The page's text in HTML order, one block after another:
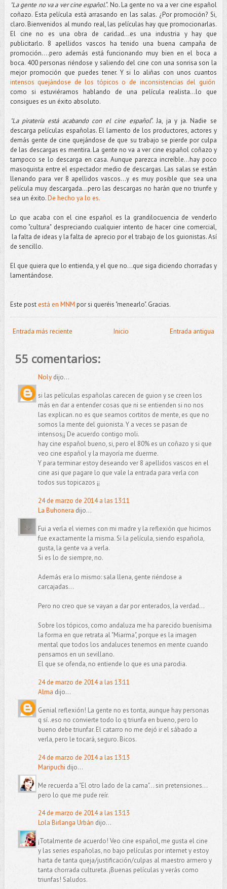
"La gente no va a ver cine español.". No. La gente no va a ver cine español
coñazo. Esta película está arrasando en las salas. ¿Por promoción? Si,
claro. Bienvenidos al mundo real, las películas hay que promocionarlas.
El cine no es una obra de caridad...es una industria y hay que
publicitarlo. 8 apellidos vascos ha tenido una buena campaña de
promoción....pero además está funcionando muy bien en el boca a
boca. 400 personas riéndose y saliendo del cine con una sonrisa son la
mejor promoción que puedes tener. Y si lo aliñas con unos cuantos
intensos quejándose de los tópicos o de inconsistencias del guión
como si estuviéramos hablando de una película realista...lo que
consigues es un éxito absoluto.
"La piratería está acabando con el cine español". Ja, ja y ja. Nadie se
descarga películas españolas. El lamento de los productores, actores y
demás gente de cine quejándose de que su trabajo se pierde por culpa
de las descargas es mentira. La gente no va a ver cine español coñazo y
tampoco se lo descarga en casa. Aunque parezca increíble...hay poco
masoquista entre el espectador medio de descargas. Las salas se están
llenando para ver 8 apellidos vascos...y es muy posible que sea una
película muy descargada...pero las descargas no harán que no triunfe y
sea un éxito.De hecho ya lo es.
Lo que acaba con el cine español es la grandilocuencia de venderlo
como "cultura" despreciando cualquier intento de hacer cine comercial,
la falta de ideas y la falta de aprecio por el trabajo de los guionistas. Así
de sencillo.
El que quiera que lo entienda, y el que no...que siga diciendo chorradas y
lamentándose.
Este postestá en MNM por si queréis "menearlo". Gracias.
Entrada más reciente Entrada antigua
Inicio
55 comentarios:
Nolydijo...
si las películas españolas carecen de guion y se creen los
más en dar a entender cosas que ni se entienden si no nos
las explican. no es que seamos cortitos de mente, es que no
somos la mente del guionista. Y a veces se pasan de
intensos¡¡ De acuerdo contigo moli.
hay cine español bueno, si, pero el 80% es un coñazo y si que
veo cine español y la mayoría me duerme.
Y para terminar estoy deseando ver 8 apellidos vascos en el
cine asi que pagare lo que vale la entrada para verla con
todos sus topicazos ¡¡
24 de marzo de 2014 a las 13:11
La Buhonera dijo...
Fui a verla el viernes con mi madre y la reflexión que hicimos
fue exactamente la misma. Si la película, siendo española,
gusta, la gente va a verla.
Si es lo de siempre, no.
Además era lo mismo: sala llena, gente riéndose a
carcajadas...
Pero no creo que se vayan a dar por enterados, la verdad...
Sobre los tópicos, como andaluza me ha parecido buenísima
la forma en que retrata al "Miarma", porque es la imagen
mental que todos los andaluces tenemos en mente cuando
pensamos en un sevillano.
El que se ofenda, no entiende lo que es una parodia.
24 de marzo de 2014 a las 13:11
Alma dijo...
Genial reflexión! La gente no es tonta, aunque hay personas
q sí..eso no convierte todo lo q triunfa en bueno, pero lo
bueno debe triunfar. El catarro no me dejó ir el sábado a
verla, pero le tocará, seguro. Bicos.
24 de marzo de 2014 a las 13:13
Maripuchi dijo...
Me recuerda a "El otro lado de la cama"... sin pretensiones...
pero lo que me pude reír.
24 de marzo de 2014 a las 13:13
Lola Birlanga Urbán dijo...
¡Totalmente de acuerdo! Veo cine español, me gusta el cine
y las series españolas, no bajo películas por internet y estoy
harta de tanta queja/justificación/culpas al maestro armero y
tanta chorrada cultureta. ¡Buenas películas y verás como
triunfas! Saludos.